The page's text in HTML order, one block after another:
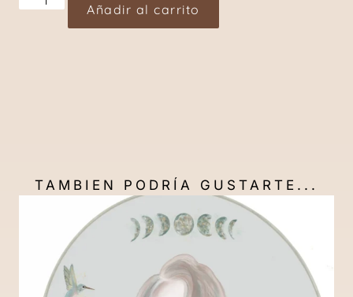
Añadir al carrito
TAMBIEN PODRÍA GUSTARTE...